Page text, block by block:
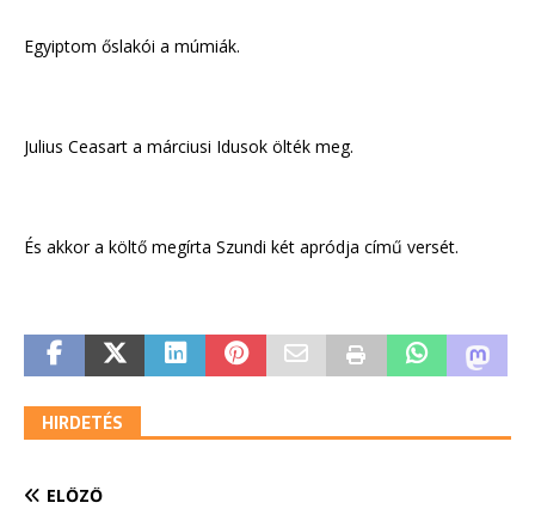
Egyiptom őslakói a múmiák.
Julius Ceasart a márciusi Idusok ölték meg.
És akkor a költő megírta Szundi két apródja című versét.
HIRDETÉS
ELŐZŐ